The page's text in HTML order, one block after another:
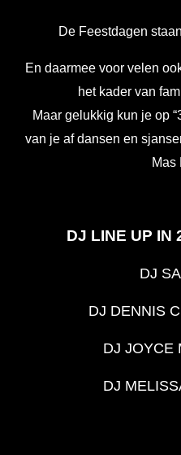
De Feestdagen
En daarmee voor velen
het kader van
Maar gelukkig kun je op
van je af dansen en
Mas
DJ LINE UP IN
DJ
DJ DENNIS
DJ JOYCE
DJ